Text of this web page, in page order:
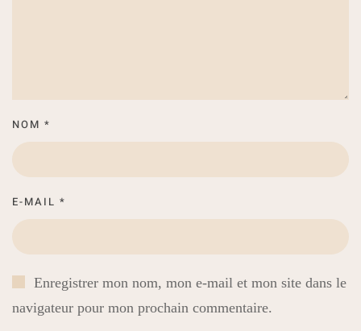
NOM *
E-MAIL *
Enregistrer mon nom, mon e-mail et mon site dans le
navigateur pour mon prochain commentaire.